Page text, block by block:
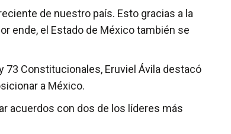
de nuestro país. Esto gracias a la
ende, el Estado de México también se
73 Constitucionales, Eruviel Ávila destacó
a México.
acuerdos con dos de los líderes más